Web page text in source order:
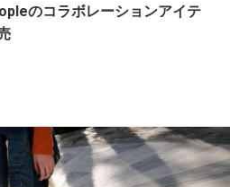
のコラボレーションアイテ